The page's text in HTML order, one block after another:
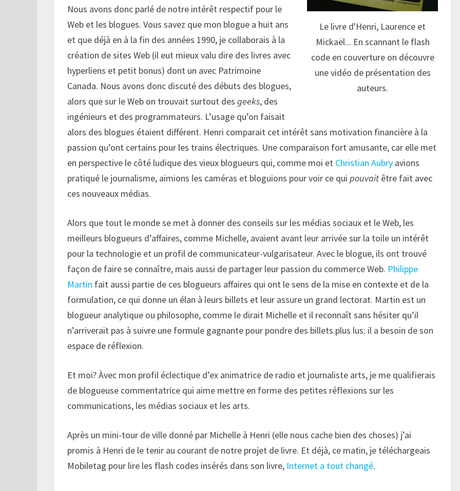
Le livre d'Henri, Laurence et
Mickaël... En scannant le flash
code en couverture on découvre
une vidéo de présentation des
auteurs.
Nous avons donc parlé de notre intérêt respectif pour le
Web et les blogues. Vous savez que mon blogue a huit ans
et que déjà en à la fin des années 1990, je collaborais à la
création de sites Web (il eut mieux valu dire des livres avec
hyperliens et petit bonus) dont un avec Patrimoine
Canada. Nous avons donc discuté des débuts des blogues,
alors que sur le Web on trouvait surtout desgeeks, des
ingénieurs et des programmateurs. L’usage qu’on faisait
alors des blogues étaient différent. Henri comparait cet intérêt sans motivation financière à la
passion qu’ont certains pour les trains électriques. Une comparaison fort amusante, car elle met
en perspective le côté ludique des vieux blogueurs qui, comme moi et Christian Aubry avions
pratiqué le journalisme, aimions les caméras et bloguions pour voir ce quipouvait être fait avec
ces nouveaux médias.
Alors que tout le monde se met à donner des conseils sur les médias sociaux et le Web, les
meilleurs blogueurs d’affaires, comme Michelle, avaient avant leur arrivée sur la toile un intérêt
pour la technologie et un profil de communicateur-vulgarisateur. Avec le blogue, ils ont trouvé
façon de faire se connaître, mais aussi de partager leur passion du commerce Web. Philippe
Martin fait aussi partie de ces blogueurs affaires qui ont le sens de la mise en contexte et de la
formulation, ce qui donne un élan à leurs billets et leur assure un grand lectorat. Martin est un
blogueur analytique ou philosophe, comme le dirait Michelle et il reconnaît sans hésiter qu’il
n’arriverait pas à suivre une formule gagnante pour pondre des billets plus lus: il a besoin de son
espace de réflexion.
Et moi? Àvec mon profil éclectique d’ex animatrice de radio et journaliste arts, je me qualifierais
de blogueuse commentatrice qui aime mettre en forme des petites réflexions sur les
communications, les médias sociaux et les arts.
Après un mini-tour de ville donné par Michelle à Henri (elle nous cache bien des choses) j’ai
promis à Henri de le tenir au courant de notre projet de livre. Et déjà, ce matin, je téléchargeais
Mobiletag pour lire les flash codes insérés dans son livre, Internet a tout changé.